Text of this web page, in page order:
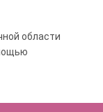
области